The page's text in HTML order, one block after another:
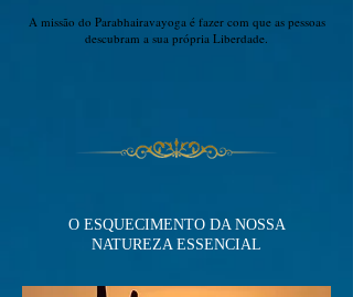
A missão do Parabhairavayoga é fazer com que as pessoas
descubram a sua própria Liberdade.
O ESQUECIMENTO DA NOSSA
NATUREZA ESSENCIAL